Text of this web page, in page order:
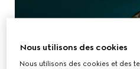
Nous utilisons des cookies
Nous utilisons des cookies et des